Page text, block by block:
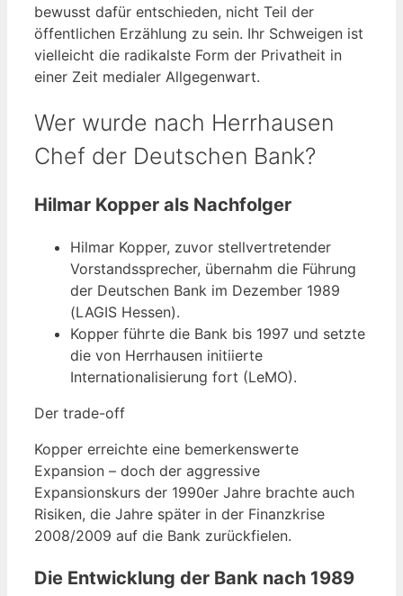
bewusst dafür entschieden, nicht Teil der
öffentlichen Erzählung zu sein. Ihr Schweigen ist
vielleicht die radikalste Form der Privatheit in
einer Zeit medialer Allgegenwart.
Wer wurde nach Herrhausen
Chef der Deutschen Bank?
Hilmar Kopper als Nachfolger
Hilmar Kopper, zuvor stellvertretender
Vorstandssprecher, übernahm die Führung
der Deutschen Bank im Dezember 1989
(LAGIS Hessen).
Kopper führte die Bank bis 1997 und setzte
die von Herrhausen initiierte
Internationalisierung fort (LeMO).
Der trade-off
Kopper erreichte eine bemerkenswerte
Expansion – doch der aggressive
Expansionskurs der 1990er Jahre brachte auch
Risiken, die Jahre später in der Finanzkrise
2008/2009 auf die Bank zurückfielen.
Die Entwicklung der Bank nach 1989